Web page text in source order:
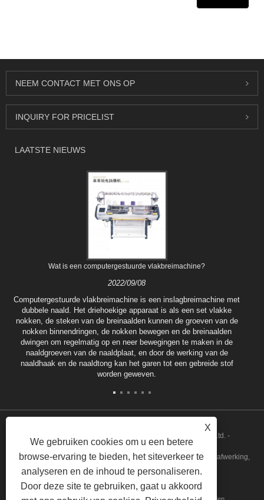
NEEM CONTACT MET ONS OP
INQUIRY FOR PRICELIST
LAATSTE NIEUWS
Wat is een computergestuurde vlakbreimachine?
2022/09/08
Computergestuurde vlakbreimachine is een inslagbreimachine met
dubbele naald. Het driehoekige apparaat is als een set vlakke
nokken, de steken van de breinaalden kunnen de groeven van de
nokken binnendringen, de nokken bewegen en de breinaalden
dwingen om regelmatig op en neer bewegingen te maken in de
naaldgroeven van de naaldplaat, en door de werking van de
naaldhaak en de naaldtong kan het garen tot een gebreide stof
worden geweven.
Copyright © 2022 Tongxiang Qianglong Machinery Co., Ltd. -
Geautomatiseerde vlakbreimachine, garenkamsysteem zonder afwerking,
gemotoriseerde invoer - Alle rechten voorbehouden.
X
We gebruiken cookies om u een betere
browse-ervaring te bieden, het siteverkeer te
analyseren en de inhoud te personaliseren.
Door deze site te gebruiken, gaat u akkoord